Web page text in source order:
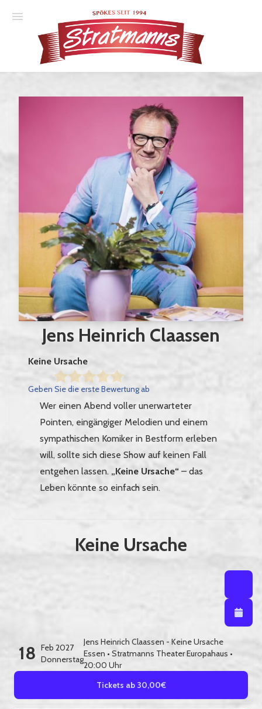
Anmelden
Jens Heinrich Claassen
Keine Ursache
Geben Sie die erste Bewertung ab
Wer einen Abend voller unerwarteter
Pointen, eingängiger Melodien und einem
sympathischen Komiker in Bestform erleben
will, sollte sich diese Show auf keinen Fall
entgehen lassen. „Keine Ursache“ – das
Leben könnte so einfach sein.
Keine Ursache
18 Feb 2027
Donnerstag
Jens Heinrich Claassen - Keine Ursache
Essen • Stratmanns Theater Europahaus •
20:00 Uhr
Tickets ab 30,00€